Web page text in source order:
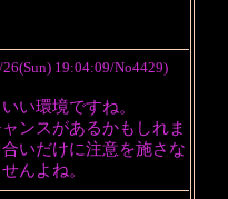
19:04:09/No4429)
い環境ですね。
ンスがあるかもしれま
いだけに注意を施さな
んよね。